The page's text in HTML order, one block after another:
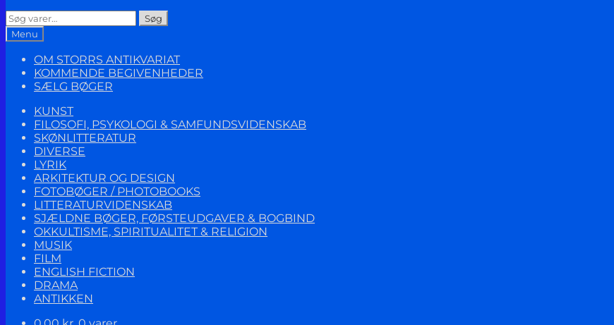
Søg
efter:
Søg
Menu
OM STORRS ANTIKVARIAT
KOMMENDE BEGIVENHEDER
SÆLG BØGER
KUNST
FILOSOFI, PSYKOLOGI & SAMFUNDSVIDENSKAB
SKØNLITTERATUR
DIVERSE
LYRIK
ARKITEKTUR OG DESIGN
FOTOBØGER / PHOTOBOOKS
LITTERATURVIDENSKAB
SJÆLDNE BØGER, FØRSTEUDGAVER & BOGBIND
OKKULTISME, SPIRITUALITET & RELIGION
MUSIK
FILM
ENGLISH FICTION
DRAMA
ANTIKKEN